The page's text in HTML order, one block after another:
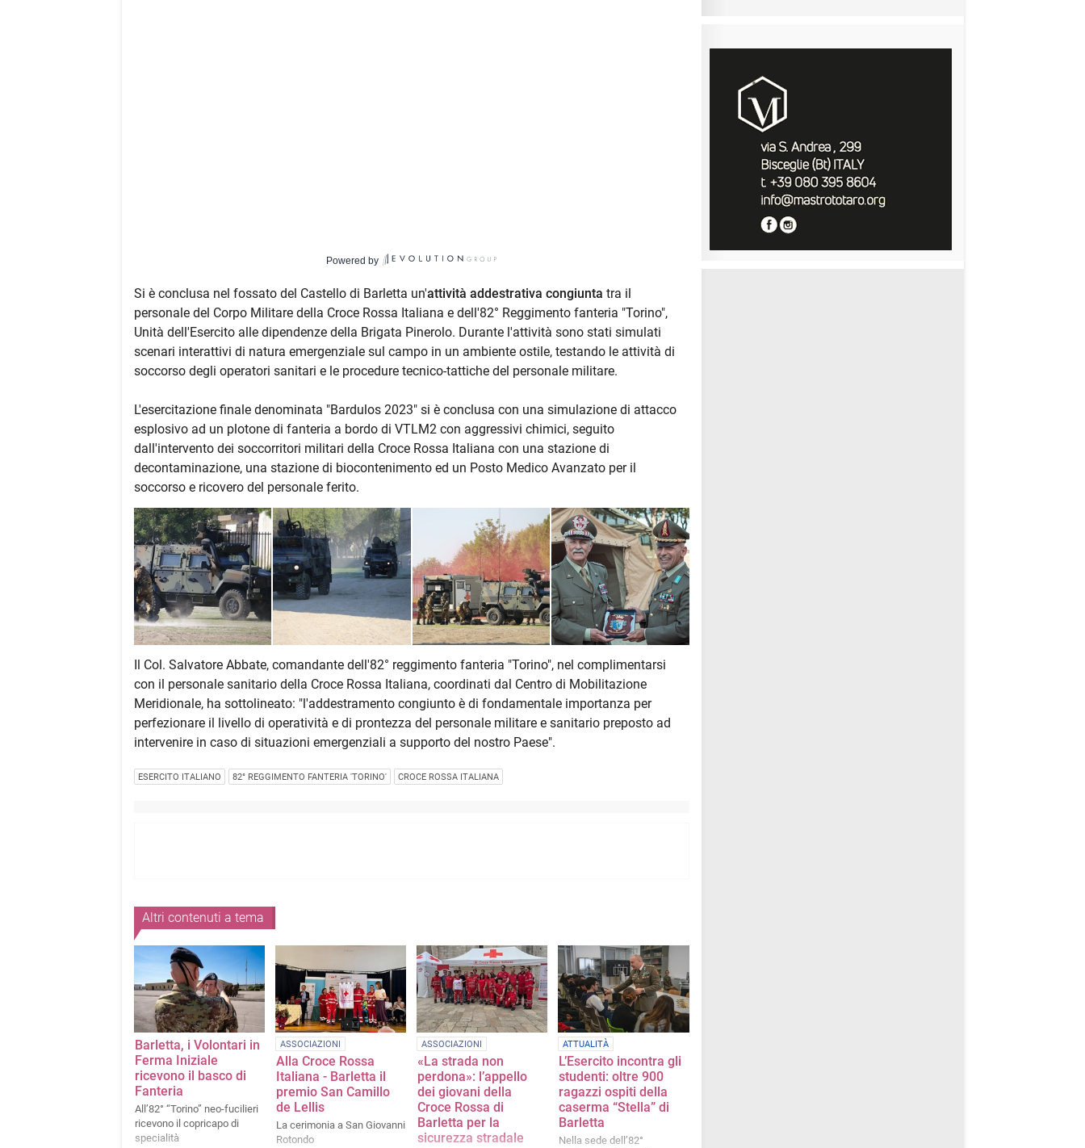
Powered by
Si è conclusa nel fossato del Castello di Barletta un'attività addestrativa congiunta tra il
personale del Corpo Militare della Croce Rossa Italiana e dell'82° Reggimento fanteria "Torino",
Unità dell'Esercito alle dipendenze della Brigata Pinerolo. Durante l'attività sono stati simulati
scenari interattivi di natura emergenziale sul campo in un ambiente ostile, testando le attività di
soccorso degli operatori sanitari e le procedure tecnico-tattiche del personale militare.
L'esercitazione finale denominata "Bardulos 2023" si è conclusa con una simulazione di attacco
esplosivo ad un plotone di fanteria a bordo di VTLM2 con aggressivi chimici, seguito
dall'intervento dei soccorritori militari della Croce Rossa Italiana con una stazione di
decontaminazione, una stazione di biocontenimento ed un Posto Medico Avanzato per il
soccorso e ricovero del personale ferito.
Il Col. Salvatore Abbate, comandante dell'82° reggimento fanteria "Torino", nel complimentarsi
con il personale sanitario della Croce Rossa Italiana, coordinati dal Centro di Mobilitazione
Meridionale, ha sottolineato: "l'addestramento congiunto è di fondamentale importanza per
perfezionare il livello di operatività e di prontezza del personale militare e sanitario preposto ad
intervenire in caso di situazioni emergenziali a supporto del nostro Paese".
ESERCITO ITALIANO 82° REGGIMENTO FANTERIA 'TORINO' CROCE ROSSA ITALIANA
Altri contenuti a tema
Barletta, i Volontari in
Ferma Iniziale
ricevono il basco di
Fanteria
All’82° “Torino” neo-fucilieri
ricevono il copricapo di
specialità
ASSOCIAZIONI
Alla Croce Rossa
Italiana - Barletta il
premio San Camillo
de Lellis
La cerimonia a San Giovanni
Rotondo
ASSOCIAZIONI
«La strada non
perdona»: l’appello
dei giovani della
Croce Rossa di
Barletta per la
sicurezza stradale
ATTUALITÀ
L’Esercito incontra gli
studenti: oltre 900
ragazzi ospiti della
caserma “Stella” di
Barletta
Nella sede dell’82°